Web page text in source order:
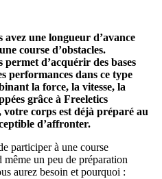
une longueur d’avance
course d’obstacles.
d’acquérir des bases
performances dans ce type
la force, la vitesse, la
grâce à Freeletics
corps est déjà préparé au
d’affronter.
participer à une course
un peu de préparation
aurez besoin et pourquoi :